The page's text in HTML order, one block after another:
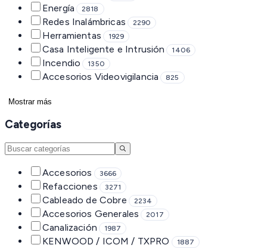
Energía 2818
Redes Inalámbricas 2290
Herramientas 1929
Casa Inteligente e Intrusión 1406
Incendio 1350
Accesorios Videovigilancia 825
Mostrar más
Categorías
Accesorios 3666
Refacciones 3271
Cableado de Cobre 2234
Accesorios Generales 2017
Canalización 1987
KENWOOD / ICOM / TXPRO 1887